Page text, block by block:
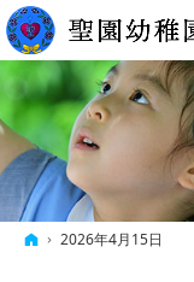
ホーム
2026年4月15日